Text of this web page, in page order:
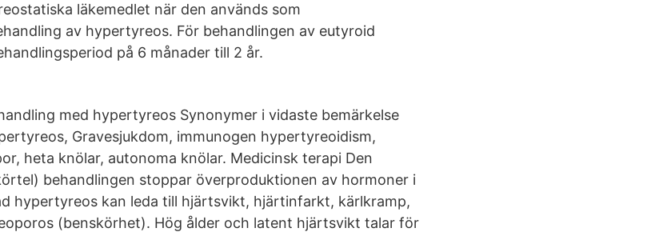
läkemedlet när den används som
av hypertyreos. För behandlingen av eutyroid
på 6 månader till 2 år.
med hypertyreos Synonymer i vidaste bemärkelse
Gravesjukdom, immunogen hypertyreoidism,
heta knölar, autonoma knölar. Medicinsk terapi Den
behandlingen stoppar överproduktionen av hormoner i
hypertyreos kan leda till hjärtsvikt, hjärtinfarkt, kärlkramp,
(benskörhet). Hög ålder och latent hjärtsvikt talar för